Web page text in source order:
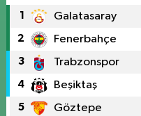
1 Galatasaray
2 Fenerbahçe
3 Trabzonspor
4 Beşiktaş
5 Göztepe